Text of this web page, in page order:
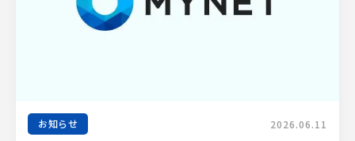
お知らせ 2026.06.11